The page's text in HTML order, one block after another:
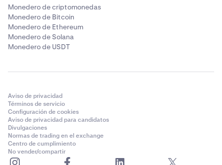
Monedero de criptomonedas
Monedero de Bitcoin
Monedero de Ethereum
Monedero de Solana
Monedero de USDT
Aviso de privacidad
Términos de servicio
Configuración de cookies
Aviso de privacidad para candidatos
Divulgaciones
Normas de trading en el exchange
Centro de cumplimiento
No vender/compartir